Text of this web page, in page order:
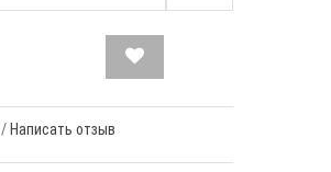
/Написать отзыв